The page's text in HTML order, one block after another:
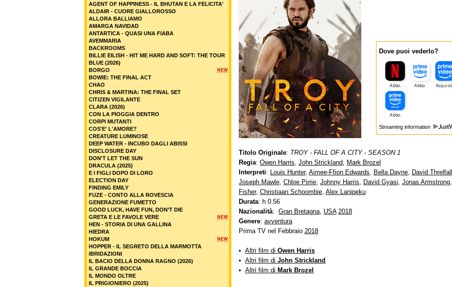
Dove puoi vederlo?
Streaming information
Titolo Originale: TROY - FALL OF A CITY - SEASON 1
Regia: Owen Harris, John Strickland, Mark Brozel
Interpreti: Louis Hunter, Aimee-Ffion Edwards, Bella Dayne, David Threlfall
Joseph Mawle, Chloe Pirrie, Johnny Harris, David Gyasi, Jonas Armstrong,
Fisher, Christiaan Schoombie, Alex Lanipeku
Durata: h 0.56
Nazionalità: Gran Bretagna, USA 2018
Genere: avventura
Prima TV nel Febbraio 2018
• Altri film di Owen Harris
• Altri film di John Strickland
• Altri film di Mark Brozel
AGENT OF HAPPINESS - IL BHUTAN E LA FELICITA'
ALDAIR - CUORE GIALLOROSSO
ALLORA BALLIAMO
AMARGA NAVIDAD
ANTARTICA - QUASI UNA FIABA
AVEMMARIA
BACKROOMS
BILLIE EILISH - HIT ME HARD AND SOFT: THE TOUR
BLUE (2026)
NEW
BORGO
BOWIE: THE FINAL ACT
CHAO
CHRIS & MARTINA: THE FINAL SET
CITIZEN VIGILANTE
CLARA (2026)
CON LA PIOGGIA DENTRO
CORPI MUTANTI
COS'E' L'AMORE?
CREATURE LUMINOSE
DEEP WATER - INCUBO DAGLI ABISSI
DISCLOSURE DAY
DON'T LET THE SUN
DRACULA (2025)
E I FIGLI DOPO DI LORO
ELECTION DAY
FINDING EMILY
FUZE - CONTO ALLA ROVESCIA
GENERAZIONE FUMETTO
GOOD LUCK, HAVE FUN, DON’T DIE
NEW
GRETA E LE FAVOLE VERE
HEN - STORIA DI UNA GALLINA
HIEDRA
NEW
HOKUM
HOPPER - IL SEGRETO DELLA MARMOTTA
IBRIDAZIONI
IL BACIO DELLA DONNA RAGNO (2026)
IL GRANDE BOCCIA
IL MONDO OLTRE
IL PRIGIONIERO (2025)